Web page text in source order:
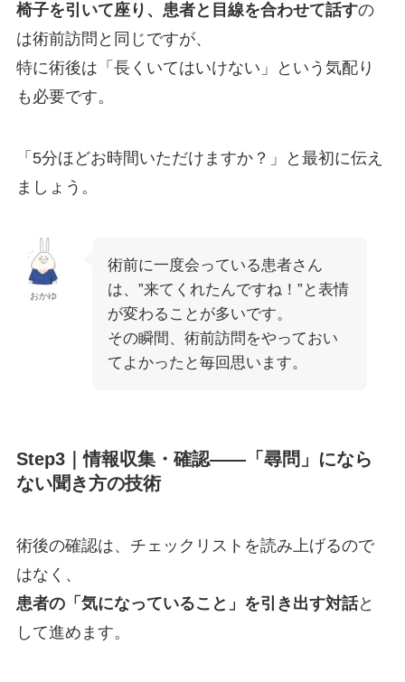
椅子を引いて座り、患者と目線を合わせて話すの
は術前訪問と同じですが、
特に術後は「長くいてはいけない」という気配り
も必要です。
「5分ほどお時間いただけますか？」と最初に伝え
ましょう。
おかゆ
術前に一度会っている患者さん
は、”来てくれたんですね！”と表情
が変わることが多いです。
その瞬間、術前訪問をやっておい
てよかったと毎回思います。
Step3｜情報収集・確認——「尋問」になら
ない聞き方の技術
術後の確認は、チェックリストを読み上げるので
はなく、
患者の「気になっていること」を引き出す対話と
して進めます。